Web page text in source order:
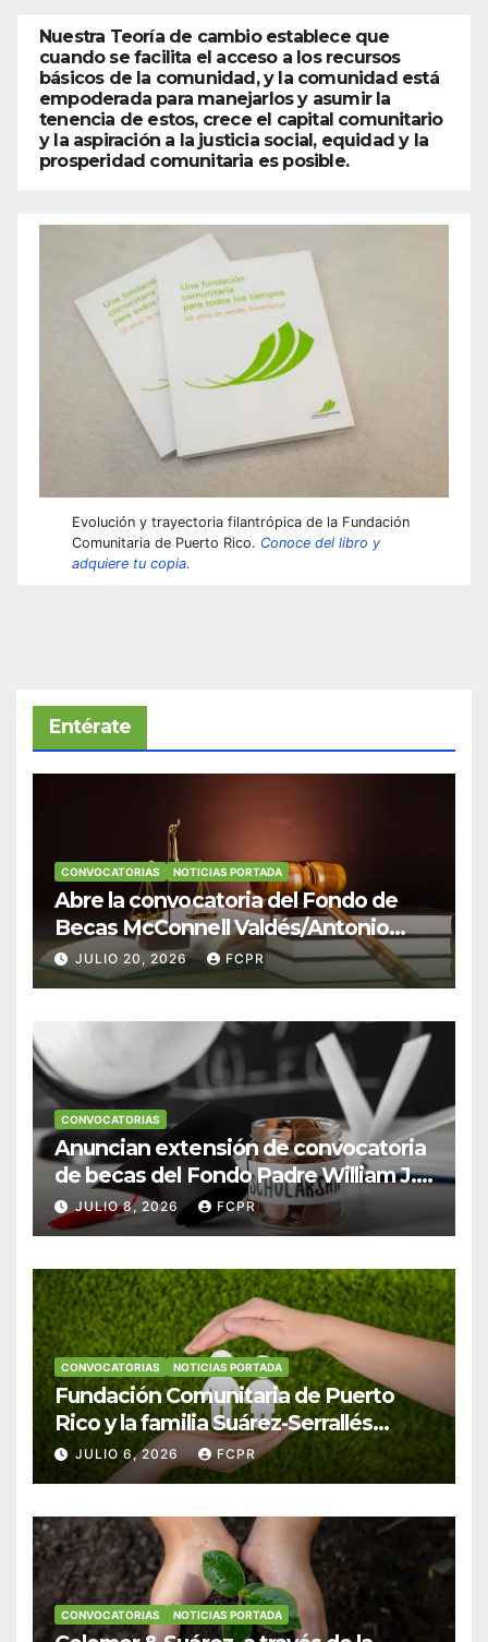
Nuestra Teoría de cambio establece que
cuando se facilita el acceso a los recursos
básicos de la comunidad, y la comunidad está
empoderada para manejarlos y asumir la
tenencia de estos, crece el capital comunitario
y la aspiración a la justicia social, equidad y la
prosperidad comunitaria es posible.
Evolución y trayectoria filantrópica de la Fundación
Comunitaria de Puerto Rico. Conoce del libro y
adquiere tu copia.
Entérate
CONVOCATORIAS NOTICIAS PORTADA
Abre la convocatoria del Fondo de
Becas McConnell Valdés/Antonio
Escudero Viera para estudiantes de
Derecho en Puerto Rico
JULIO 20, 2026 FCPR
CONVOCATORIAS
Anuncian extensión de convocatoria
de becas del Fondo Padre William J.
Hendricks, SJ para estudiantes del
Colegio San Ignacio
JULIO 8, 2026 FCPR
CONVOCATORIAS NOTICIAS PORTADA
Fundación Comunitaria de Puerto
Rico y la familia Suárez-Serrallés
anuncian convocatoria para
fortalecer hogares y albergues
JULIO 6, 2026 FCPR
CONVOCATORIAS NOTICIAS PORTADA